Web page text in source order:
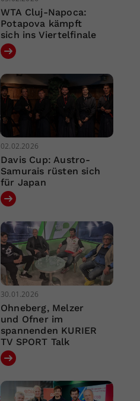
WTA Cluj-Napoca:
Potapova kämpft
sich ins Viertelfinale
02.02.2026
Davis Cup: Austro-
Samurais rüsten sich
für Japan
30.01.2026
Ohneberg, Melzer
und Ofner im
spannenden KURIER
TV SPORT Talk